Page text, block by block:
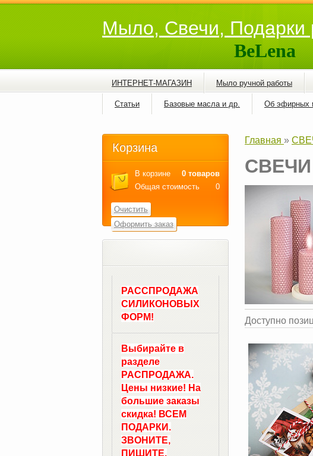
Мыло, Свечи, Подарки
BeLena
ИНТЕРНЕТ-МАГАЗИН Мыло ручной работы
Статьи Базовые масла и др. Об эфирных
Главная »
СВЕЧИ
Доступно
Корзина
В корзине
0 товаров
Общая стоимость
0
Очистить
Оформить заказ
РАССПРОДАЖА
СИЛИКОНОВЫХ
ФОРМ!
Выбирайте в
разделе
РАСПРОДАЖА.
Цены низкие! На
большие заказы
скидка! ВСЕМ
ПОДАРКИ.
ЗВОНИТЕ,
ПИШИТЕ.